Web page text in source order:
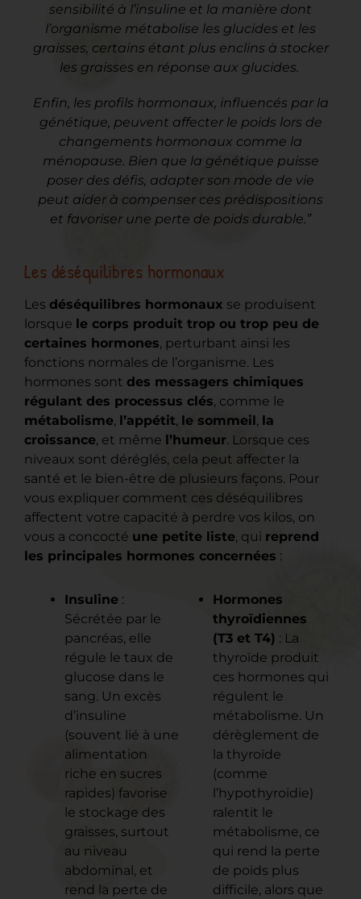
sensibilité à l’insuline et la manière dont
l’organisme métabolise les glucides et les
graisses, certains étant plus enclins à stocker
les graisses en réponse aux glucides.
Enfin, les profils hormonaux, influencés par la
génétique, peuvent affecter le poids lors de
changements hormonaux comme la
ménopause. Bien que la génétique puisse
poser des défis, adapter son mode de vie
peut aider à compenser ces prédispositions
et favoriser une perte de poids durable.”
Les déséquilibres hormonaux
Les déséquilibres hormonaux se produisent
lorsque le corps produit trop ou trop peu de
certaines hormones, perturbant ainsi les
fonctions normales de l’organisme. Les
hormones sont des messagers chimiques
régulant des processus clés, comme le
métabolisme, l’appétit, le sommeil, la
croissance, et même l’humeur. Lorsque ces
niveaux sont déréglés, cela peut affecter la
santé et le bien-être de plusieurs façons. Pour
vous expliquer comment ces déséquilibres
affectent votre capacité à perdre vos kilos, on
vous a concocté une petite liste, qui reprend
les principales hormones concernées :
Insuline :
Sécrétée par le
pancréas, elle
régule le taux de
glucose dans le
sang. Un excès
d’insuline
(souvent lié à une
alimentation
riche en sucres
rapides) favorise
le stockage des
graisses, surtout
au niveau
abdominal, et
rend la perte de
Hormones
thyroïdiennes
(T3 et T4) : La
thyroïde produit
ces hormones qui
régulent le
métabolisme. Un
dérèglement de
la thyroïde
(comme
l’hypothyroïdie)
ralentit le
métabolisme, ce
qui rend la perte
de poids plus
difficile, alors que